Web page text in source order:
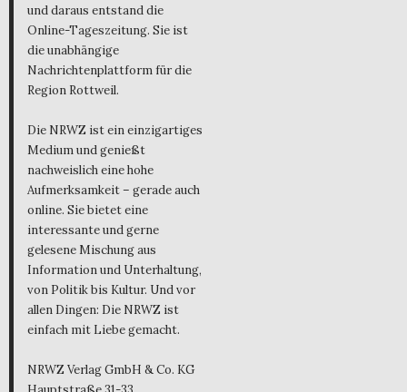
und daraus entstand die
Online-Tageszeitung. Sie ist
die unabhängige
Nachrichtenplattform für die
Region Rottweil.
Die NRWZ ist ein einzigartiges
Medium und genießt
nachweislich eine hohe
Aufmerksamkeit – gerade auch
online. Sie bietet eine
interessante und gerne
gelesene Mischung aus
Information und Unterhaltung,
von Politik bis Kultur. Und vor
allen Dingen: Die NRWZ ist
einfach mit Liebe gemacht.
NRWZ Verlag GmbH & Co. KG